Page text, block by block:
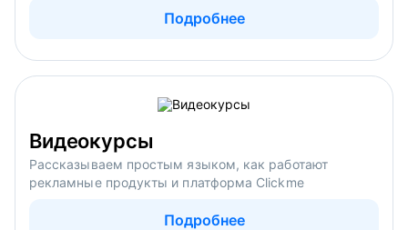
Подробнее
Видеокурсы
Рассказываем простым языком, как работают
рекламные продукты и платформа Clickme
Подробнее